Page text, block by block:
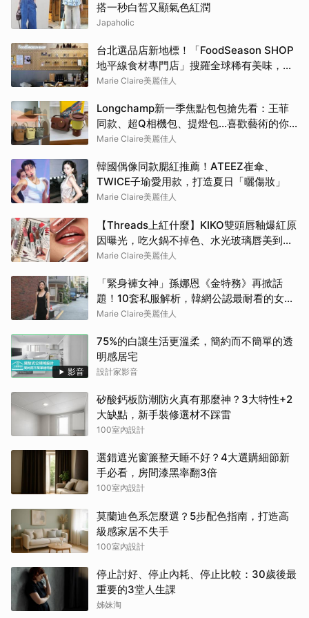
搭一秒白皙又顯氣色紅潤
Japaholic
台北選品店新地標！「FoodSeason SHOP
地平線食材專門店」搜羅全球稀有美味，料
理控必朝聖
Marie Claire美麗佳人
Longchamp新一季焦點包包搶先看：王菲
同款、超Q相機包、提燈包…喜歡藝術的你
還會愛上這款
Marie Claire美麗佳人
韓國偶像同款腮紅推薦！ATEEZ崔傘、
TWICE子瑜愛用款，打造夏日「曬傷妝」
Marie Claire美麗佳人
【Threads上紅什麼】KIKO雙頭唇釉爆紅原
因曝光，吃火鍋不掉色、水光玻璃唇美到犯
規
Marie Claire美麗佳人
「緊身褲女神」孫娜恩《金特務》再掀話
題！10套私服解析，韓網公認最耐看的女友
感穿搭
Marie Claire美麗佳人
影音
75%的白讓生活更溫柔，簡約而不簡單的透
明感居宅
設計家影音
矽酸鈣板防潮防火真有那麼神？3大特性+2
大缺點，新手裝修選材不踩雷
100室內設計
選錯遮光窗簾整天睡不好？4大選購細節新
手必看，房間漆黑率翻3倍
100室內設計
莫蘭迪色系怎麼選？5步配色指南，打造高
級感家居不失手
100室內設計
停止討好、停止內耗、停止比較：30歲後最
重要的3堂人生課
姊妹淘